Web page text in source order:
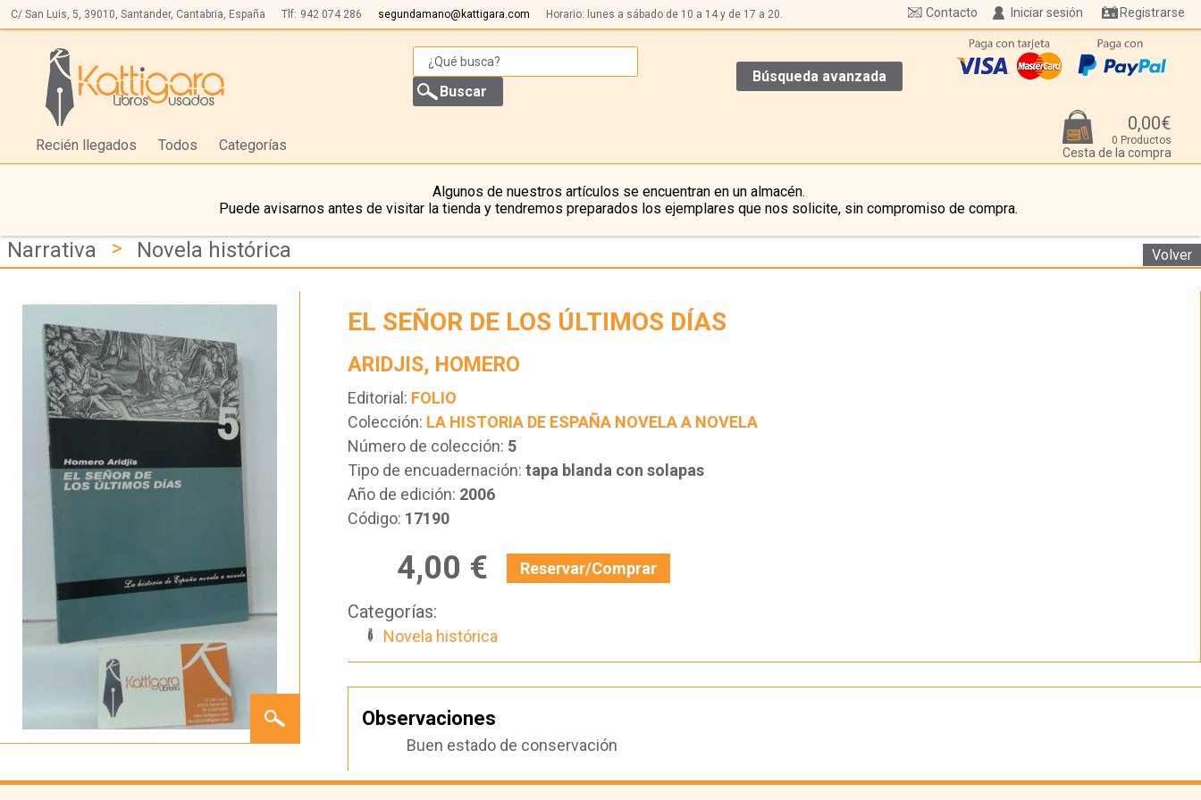
C/ San Luis, 5, 39010, Santander, Cantabria, España Tlf: 942 074 286 segundamano@kattigara.com Horario: lunes a sábado de 10 a 14 y de 17 a 20. Iniciar sesión Registrarse
Contacto
Búsqueda avanzada
Recién llegados Todos Categorías
0,00€
0 Productos
Cesta de la compra
Algunos de nuestros artículos se encuentran en un almacén.
Puede avisarnos antes de visitar la tienda y tendremos preparados los ejemplares que nos solicite, sin compromiso de compra.
Narrativa > Novela histórica Volver
SEÑOR
EL SEÑOR DE LOS ÚLTIMOS DÍAS
ARIDJIS, HOMERO
Editorial: FOLIO
Colección: LA HISTORIA DE ESPAÑA NOVELA A NOVELA
Número de colección: 5
Tipo de encuadernación: tapa blanda con solapas
Año de edición: 2006
Código: 17190
4,00 € Reservar/Comprar
Categorías:
Novela histórica
Observaciones
Buen estado de conservación